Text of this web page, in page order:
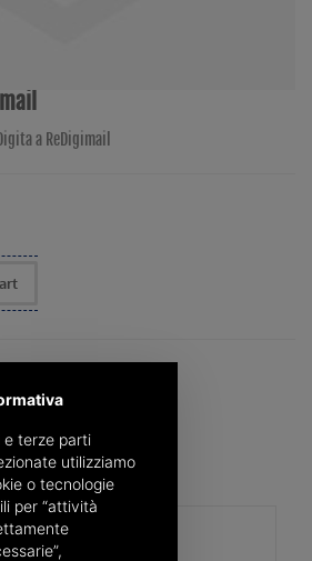
a ReDigimail
a ReDigimail
e terze parti
utilizziamo
o tecnologie
per “attività